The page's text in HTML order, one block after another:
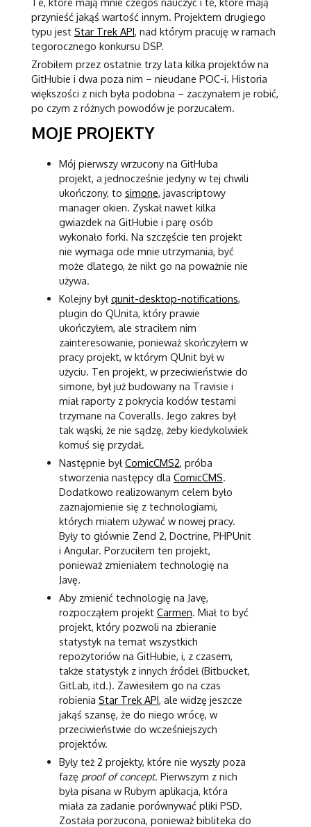
przynieść jakąś wartość innym. Projektem drugiego
typu jest Star Trek API, nad którym pracuję w ramach
tegorocznego konkursu DSP.
Zrobiłem przez ostatnie trzy lata kilka projektów na
GitHubie i dwa poza nim – nieudane POC-i. Historia
większości z nich była podobna – zaczynałem je robić,
po czym z różnych powodów je porzucałem.
MOJE PROJEKTY
Mój pierwszy wrzucony na GitHuba
projekt, a jednocześnie jedyny w tej chwili
ukończony, to simone, javascriptowy
manager okien. Zyskał nawet kilka
gwiazdek na GitHubie i parę osób
wykonało forki. Na szczęście ten projekt
nie wymaga ode mnie utrzymania, być
może dlatego, że nikt go na poważnie nie
używa.
Kolejny był qunit-desktop-notifications,
plugin do QUnita, który prawie
ukończyłem, ale straciłem nim
zainteresowanie, ponieważ skończyłem w
pracy projekt, w którym QUnit był w
użyciu. Ten projekt, w przeciwieństwie do
simone, był już budowany na Travisie i
miał raporty z pokrycia kodów testami
trzymane na Coveralls. Jego zakres był
tak wąski, że nie sądzę, żeby kiedykolwiek
komuś się przydał.
Następnie był ComicCMS2, próba
stworzenia następcy dla ComicCMS.
Dodatkowo realizowanym celem było
zaznajomienie się z technologiami,
których miałem używać w nowej pracy.
Były to głównie Zend 2, Doctrine, PHPUnit
i Angular. Porzuciłem ten projekt,
ponieważ zmieniałem technologię na
Javę.
Aby zmienić technologię na Javę,
rozpocząłem projekt Carmen. Miał to być
projekt, który pozwoli na zbieranie
statystyk na temat wszystkich
repozytoriów na GitHubie, i, z czasem,
także statystyk z innych źródeł (Bitbucket,
GitLab, itd.). Zawiesiłem go na czas
robienia Star Trek API, ale widzę jeszcze
jakąś szansę, że do niego wrócę, w
przeciwieństwie do wcześniejszych
projektów.
Były też 2 projekty, które nie wyszły poza
fazę proof of concept. Pierwszym z nich
była pisana w Rubym aplikacja, która
miała za zadanie porównywać pliki PSD.
Została porzucona, ponieważ bibliteka do